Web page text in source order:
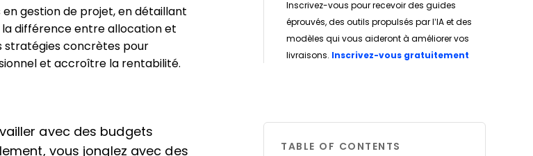
Inscrivez-vous pour recevoir des guides
éprouvés, des outils propulsés par l’IA et des
modèles qui vous aideront à améliorer vos
livraisons. Inscrivez-vous gratuitement
gestion de projet, en détaillant
différence entre allocation et
stratégies concrètes pour
et accroître la rentabilité.
avec des budgets
vous jonglez avec des
TABLE OF CONTENTS